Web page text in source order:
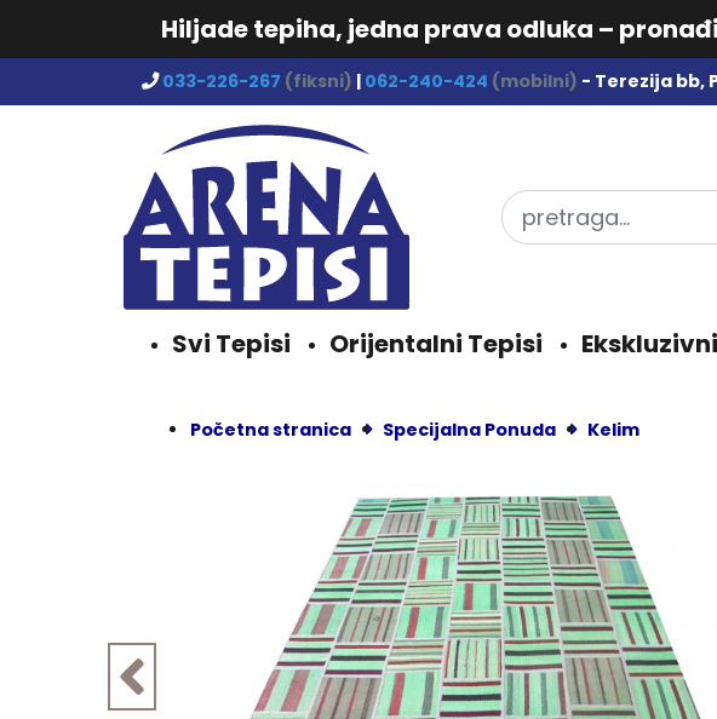
Hiljade tepiha, jedna prava odluka –
033-226-267 (fiksni) | 062-240-424 (mobilni) - Terezija bb,
Svi Tepisi Orijentalni Tepisi
Početna stranica Specijalna Ponuda Kelim